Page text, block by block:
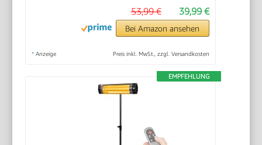
39,99 €
53,99 €
Bei Amazon ansehen
* Anzeige Preis inkl. MwSt., zzgl. Versandkosten
EMPFEHLUNG